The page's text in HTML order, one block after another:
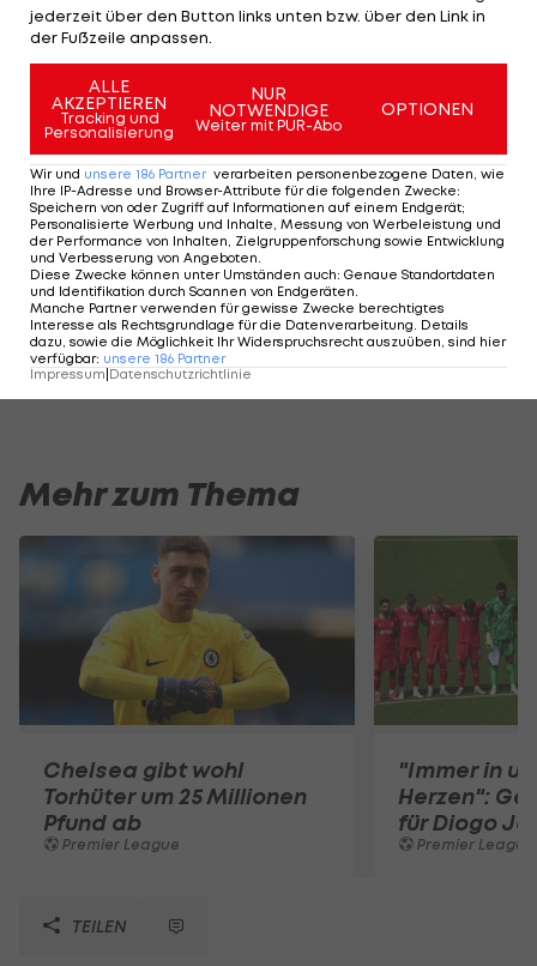
Die Gäste müssen durch die Niederlage um die
Champions-League-Teilnahme zittern. Einen
Spieltag vor Saisonende halten die "Blues" bei 63
Punkten auf Rang vier, nur einen Zähler vor
Leicester City. Die Mannschaft von Frank Lampard
empfängt am letzten Spieltag Wolverhampton,
während der Dritte,Manchester United, zu
Leicester City muss.
HIGHLIGHTS: LASK - SK Sturm Graz
Fußball - Frauen-Bundesliga
FC Blau-Weiß Linz
Fußball -
Mehr zum Thema
Chelsea gibt wohl
Torhüter um 25 Millionen
Pfund ab
Premier League
"Immer in
Herzen":
für Diogo
Premier League
TEILEN
jederzeit über den Button links unten bzw. über den Link in
der Fußzeile anpassen.
ALLE
AKZEPTIEREN
Tracking und
Personalisierung
NUR
NOTWENDIGE
Weiter mit PUR-Abo
OPTIONEN
Wir und unsere 186 Partner verarbeiten personenbezogene Daten, wie
Ihre IP-Adresse und Browser-Attribute für die folgenden Zwecke:
Speichern von oder Zugriff auf Informationen auf einem Endgerät;
Personalisierte Werbung und Inhalte, Messung von Werbeleistung und
der Performance von Inhalten, Zielgruppenforschung sowie Entwicklung
und Verbesserung von Angeboten.
Diese Zwecke können unter Umständen auch: Genaue Standortdaten
und Identifikation durch Scannen von Endgeräten.
Manche Partner verwenden für gewisse Zwecke berechtigtes
Interesse als Rechtsgrundlage für die Datenverarbeitung. Details
dazu, sowie die Möglichkeit Ihr Widerspruchsrecht auszuüben, sind hier
verfügbar: unsere 186 Partner
Impressum Datenschutzrichtlinie